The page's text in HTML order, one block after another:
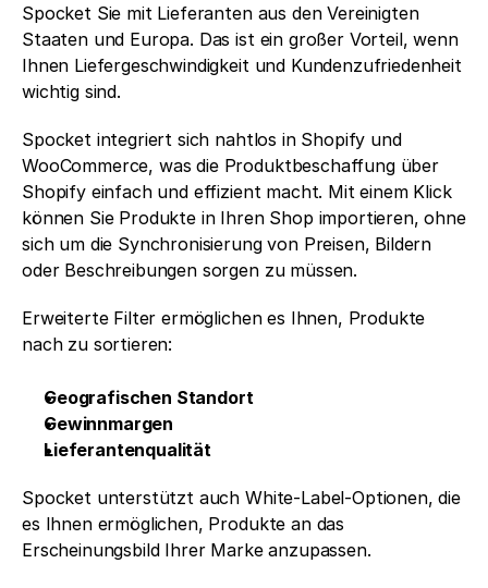
Spocket Sie mit Lieferanten aus den Vereinigten
Staaten und Europa. Das ist ein großer Vorteil, wenn
Ihnen Liefergeschwindigkeit und Kundenzufriedenheit
wichtig sind.
Spocket integriert sich nahtlos in Shopify und
WooCommerce, was die Produktbeschaffung über
Shopify einfach und effizient macht. Mit einem Klick
können Sie Produkte in Ihren Shop importieren, ohne
sich um die Synchronisierung von Preisen, Bildern
oder Beschreibungen sorgen zu müssen.
Erweiterte Filter ermöglichen es Ihnen, Produkte
nach zu sortieren:
Geografischen Standort
Gewinnmargen
Lieferantenqualität
Spocket unterstützt auch White-Label-Optionen, die
es Ihnen ermöglichen, Produkte an das
Erscheinungsbild Ihrer Marke anzupassen.